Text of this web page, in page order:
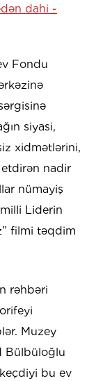
dahi -
Fondu
siyasi,
xidmətlərini,
nadir
nümayiş
Liderin
filmi təqdim
rəhbəri
Muzey
Bülbüloğlu
bu ev